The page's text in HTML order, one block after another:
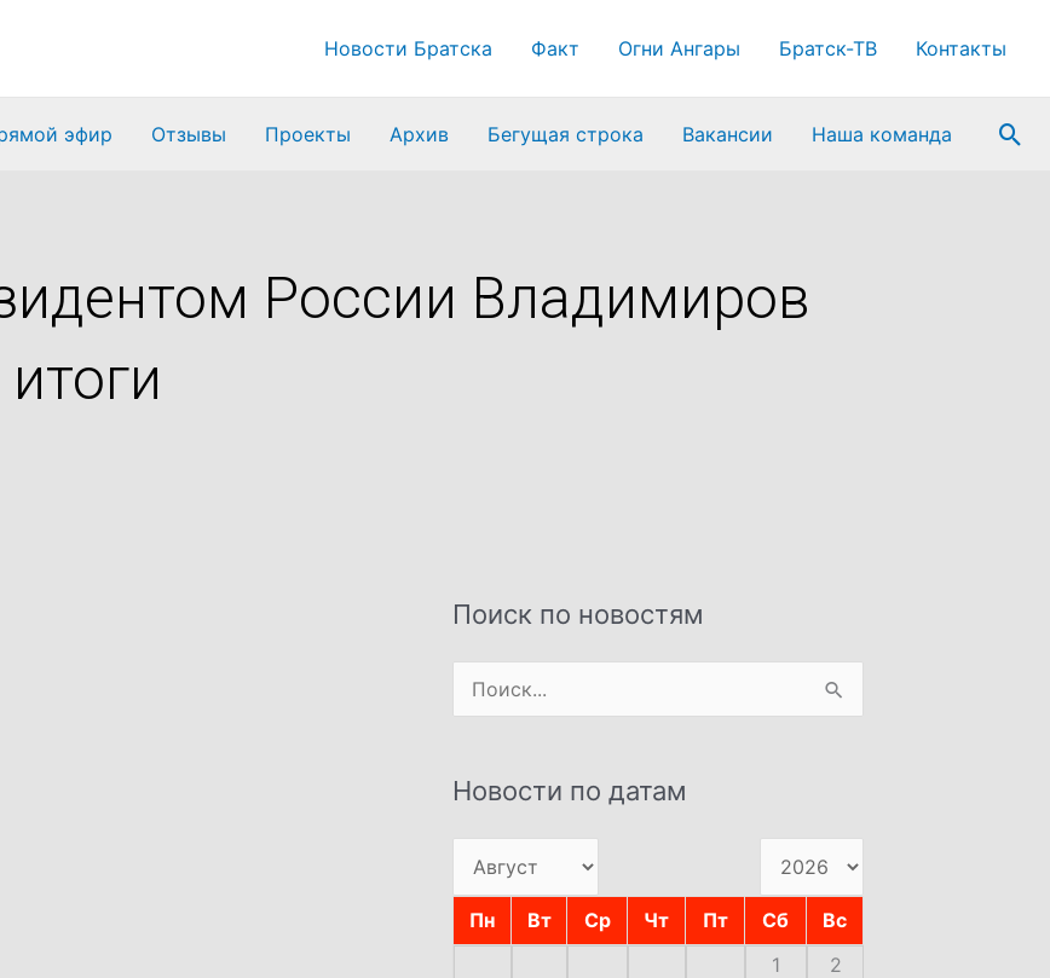
Новости Братска Факт Огни Ангары Братск-ТВ Контакты
эфир Отзывы Проекты Архив Бегущая строка Вакансии Наша команда
России Владимиров
Поиск по новостям
Поиск:
Новости по датам
Пн Вт Ср Чт Пт Сб
Вс
1
2